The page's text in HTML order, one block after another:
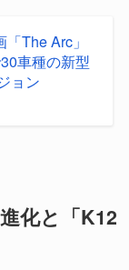
The Arc」
車種の新型
ョン
化と「K12